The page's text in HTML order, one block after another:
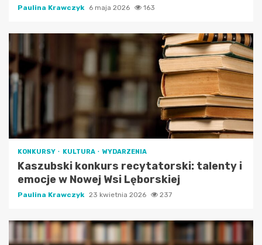
Paulina Krawczyk 6 maja 2026 163
KONKURSY KULTURA WYDARZENIA
Kaszubski konkurs recytatorski: talenty i
emocje w Nowej Wsi Lęborskiej
Paulina Krawczyk 23 kwietnia 2026 237